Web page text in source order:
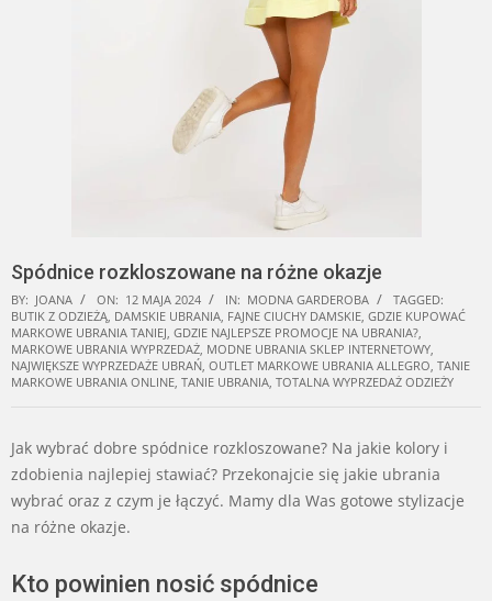
Spódnice rozkloszowane na różne okazje
BY: JOANA ON: 12 MAJA 2024 IN: MODNA GARDEROBA
TAGGED:
BUTIK Z ODZIEŻĄ, DAMSKIE UBRANIA, FAJNE CIUCHY DAMSKIE, GDZIE KUPOWAĆ
MARKOWE UBRANIA TANIEJ, GDZIE NAJLEPSZE PROMOCJE NA UBRANIA?,
MARKOWE UBRANIA WYPRZEDAŻ, MODNE UBRANIA SKLEP INTERNETOWY,
NAJWIĘKSZE WYPRZEDAŻE UBRAŃ, OUTLET MARKOWE UBRANIA ALLEGRO, TANIE
MARKOWE UBRANIA ONLINE, TANIE UBRANIA, TOTALNA WYPRZEDAŻ ODZIEŻY
Jak wybrać dobre spódnice rozkloszowane? Na jakie kolory i
zdobienia najlepiej stawiać? Przekonajcie się jakie ubrania
wybrać oraz z czym je łączyć. Mamy dla Was gotowe stylizacje
na różne okazje.
Kto powinien nosić spódnice